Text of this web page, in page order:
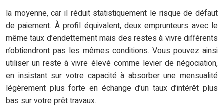
la moyenne, car il réduit statistiquement le risque de défaut
de paiement. À profil équivalent, deux emprunteurs avec le
même taux d’endettement mais des restes à vivre différents
n’obtiendront pas les mêmes conditions. Vous pouvez ainsi
utiliser un reste à vivre élevé comme levier de négociation,
en insistant sur votre capacité à absorber une mensualité
légèrement plus forte en échange d’un taux d’intérêt plus
bas sur votre prêt travaux.